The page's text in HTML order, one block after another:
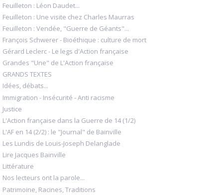
Feuilleton : Léon Daudet...
Feuilleton : Une visite chez Charles Maurras
Feuilleton : Vendée, "Guerre de Géants"...
François Schwerer - Bioéthique : culture de mort
Gérard Leclerc - Le legs d'Action française
Grandes "Une" de L'Action française
GRANDS TEXTES
Idées, débats...
Immigration - Insécurité - Anti racisme
Justice
L'Action française dans la Guerre de 14 (1/2)
L'AF en 14 (2/2) : le "Journal" de Bainville
Les Lundis de Louis-Joseph Delanglade
Lire Jacques Bainville
Littérature
Nos lecteurs ont la parole...
Patrimoine, Racines, Traditions